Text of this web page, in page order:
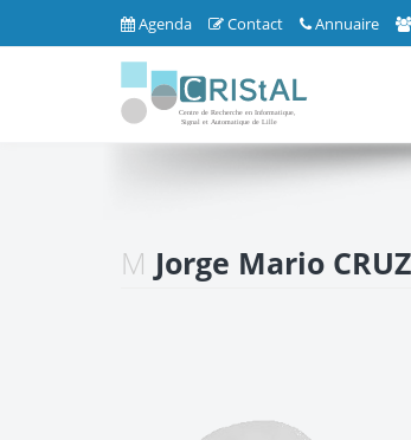
Agenda Contact Annuaire
M Jorge Mario